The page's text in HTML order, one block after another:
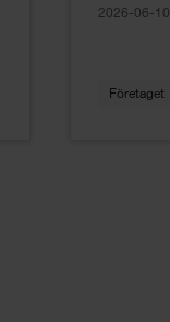
2026-06-10
Företaget